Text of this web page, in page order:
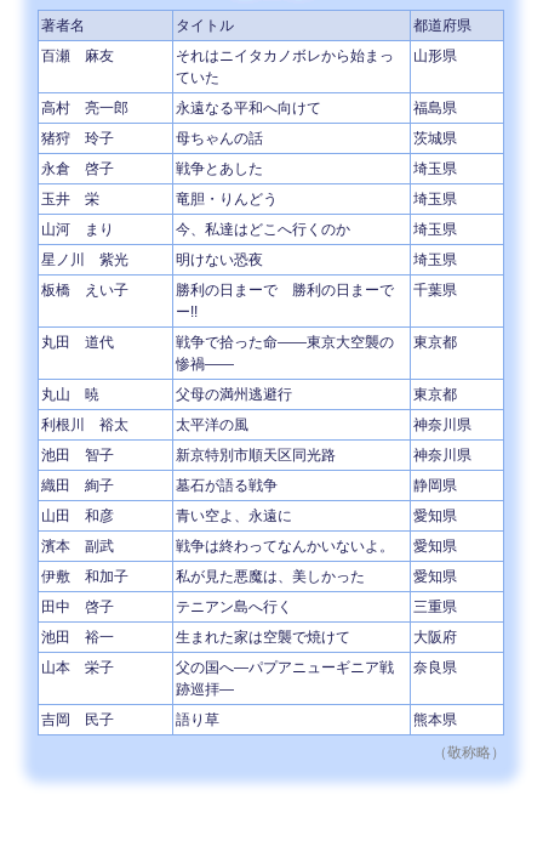
著者名 タイトル
都道府県
百瀬 麻友
それはニイタカノボレから始まっ
ていた
山形県
高村 亮一郎 永遠なる平和へ向けて
福島県
猪狩 玲子
母ちゃんの話
茨城県
永倉 啓子
戦争とあした
埼玉県
玉井 栄
竜胆・りんどう
埼玉県
山河 まり
今、私達はどこへ行くのか
埼玉県
星ノ川 紫光
明けない恐夜
埼玉県
板橋 えい子
勝利の日まーで 勝利の日まーで
ー!!
千葉県
丸田 道代
戦争で拾った命――東京大空襲の
惨禍――
東京都
丸山 暁 父母の満州逃避行
東京都
利根川 裕太
太平洋の風
神奈川県
池田 智子
新京特別市順天区同光路
神奈川県
織田 絢子
墓石が語る戦争
静岡県
山田 和彦
青い空よ、永遠に
愛知県
濱本 副武
戦争は終わってなんかいないよ。
愛知県
伊敷 和加子
私が見た悪魔は、美しかった
愛知県
田中 啓子
テニアン島へ行く
三重県
池田 裕一
生まれた家は空襲で焼けて
大阪府
山本 栄子
父の国へ―パプアニューギニア戦
跡巡拝―
奈良県
吉岡 民子 語り草
熊本県
（敬称略）